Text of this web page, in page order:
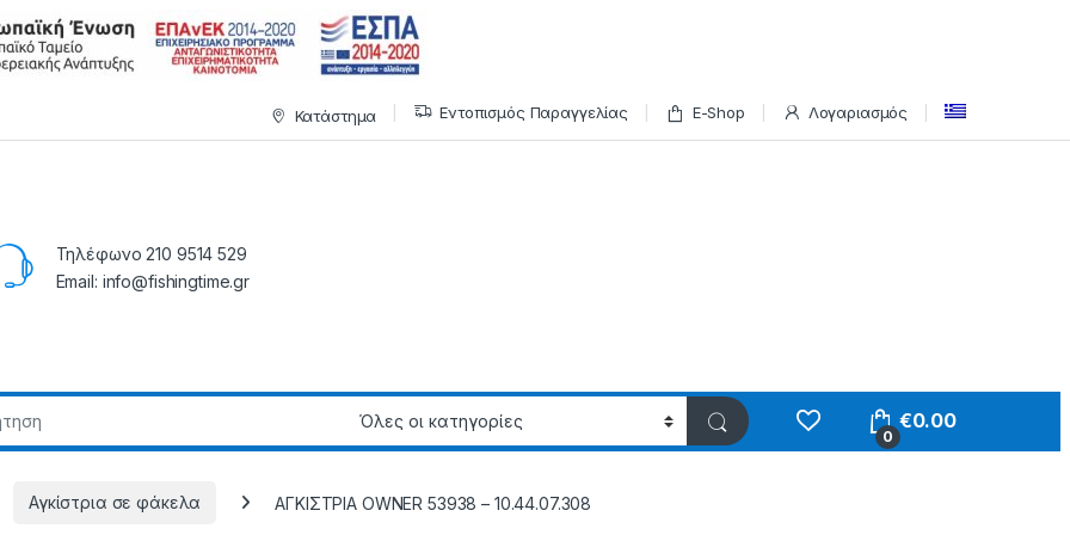
Κατάστημα Εντοπισμός Παραγγελίας E-Shop Λογαριασμός
Τηλέφωνο 210 9514 529
Email: info@fishingtime.gr
0
€0.00
Αγκίστρια σε φάκελα ΑΓΚΙΣΤΡΙΑ OWNER 53938 – 10.44.07.308